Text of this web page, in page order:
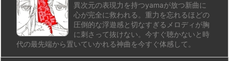
異次元の表現力を持つyamaが放つ新曲に
心が完全に救われる。重力を忘れるほどの
圧倒的な浮遊感と切なすぎるメロディが胸
に刺さって抜けない。今すぐ聴かないと時
代の最先端から置いていかれる神曲を今すぐ体感して。